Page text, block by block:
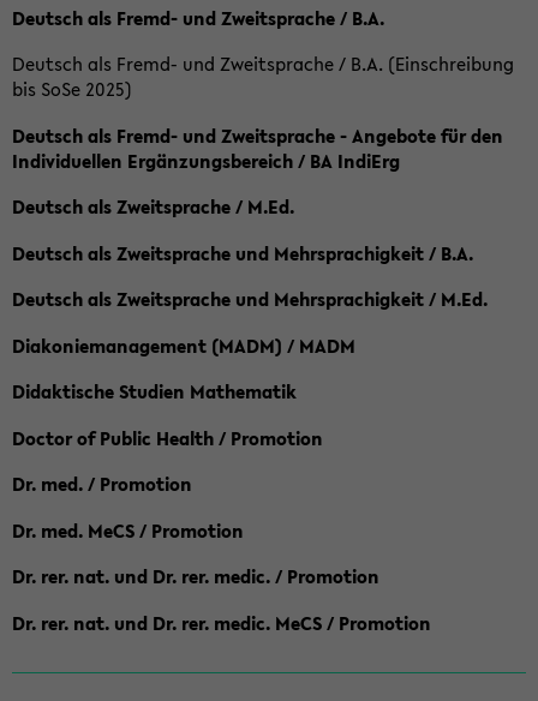
Deutsch als Fremd- und Zweitsprache / B.A.
Deutsch als Fremd- und Zweitsprache / B.A. (Einschreibung
bis SoSe 2025)
Deutsch als Fremd- und Zweitsprache - Angebote für den
Individuellen Ergänzungsbereich / BA IndiErg
Deutsch als Zweitsprache / M.Ed.
Deutsch als Zweitsprache und Mehrsprachigkeit / B.A.
Deutsch als Zweitsprache und Mehrsprachigkeit / M.Ed.
Diakoniemanagement (MADM) / MADM
Didaktische Studien Mathematik
Doctor of Public Health / Promotion
Dr. med. / Promotion
Dr. med. MeCS / Promotion
Dr. rer. nat. und Dr. rer. medic. / Promotion
Dr. rer. nat. und Dr. rer. medic. MeCS / Promotion